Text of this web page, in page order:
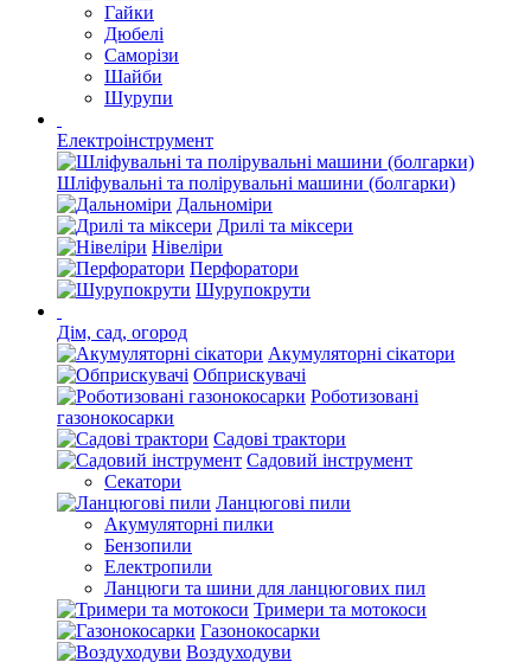
Гайки
Дюбелі
Саморізи
Шайби
Шурупи
Електроінструмент
Шліфувальні та полірувальні машини (болгарки)
Дальноміри
Дрилі та міксери
Нівеліри
Перфоратори
Шурупокрути
Дім, сад, огород
Акумуляторні сікатори
Обприскувачі
Роботизовані
газонокосарки
Садові трактори
Садовий інструмент
Секатори
Ланцюгові пили
Акумуляторні пилки
Бензопили
Електропили
Ланцюги та шини для ланцюгових пил
Тримери та мотокоси
Газонокосарки
Воздуходуви